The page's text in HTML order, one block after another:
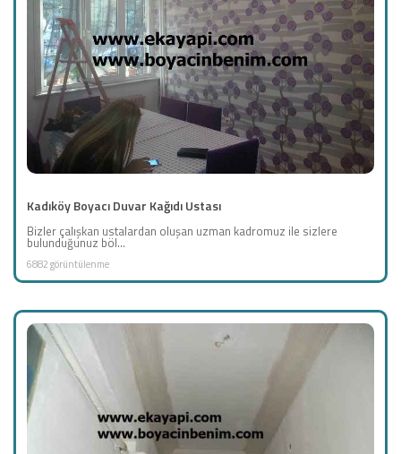
Kadıköy Boyacı Duvar Kağıdı Ustası
Bizler çalışkan ustalardan oluşan uzman kadromuz ile sizlere
bulunduğunuz böl...
6882 görüntülenme